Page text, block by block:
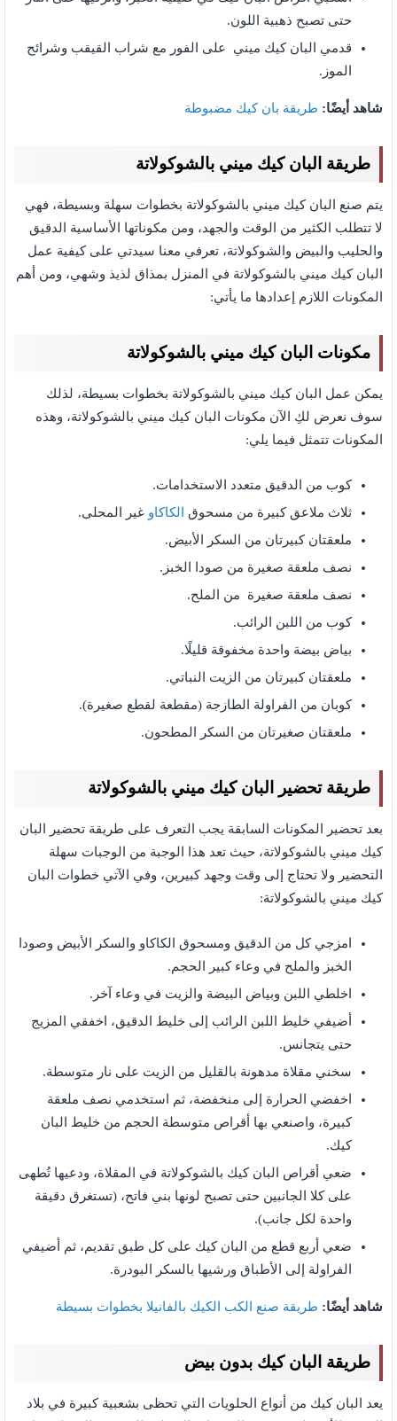
حتى تصبح ذهبية اللون.
قدمي البان كيك ميني على الفور مع شراب القيقب وشرائح
الموز.
شاهد أيضًا: طريقة بان كيك مضبوطة
طريقة البان كيك ميني بالشوكولاتة
يتم صنع البان كيك ميني بالشوكولاتة بخطوات سهلة وبسيطة، فهي
لا تتطلب الكثير من الوقت والجهد، ومن مكوناتها الأساسية الدقيق
والحليب والبيض والشوكولاتة، تعرفي معنا سيدتي على كيفية عمل
البان كيك ميني بالشوكولاتة في المنزل بمذاق لذيذ وشهي، ومن أهم
المكونات اللازم إعدادها ما يأتي:
مكونات البان كيك ميني بالشوكولاتة
يمكن عمل البان كيك ميني بالشوكولاتة بخطوات بسيطة، لذلك
سوف نعرض لكِ الآن مكونات البان كيك ميني بالشوكولاتة، وهذه
المكونات تتمثل فيما يلي:
كوب من الدقيق متعدد الاستخدامات.
ثلاث ملاعق كبيرة من مسحوق
الكاكاو غير المحلى.
ملعقتان كبيرتان من السكر الأبيض.
نصف ملعقة صغيرة من صودا الخبز.
نصف ملعقة صغيرة من الملح.
كوب من اللبن الرائب.
بياض بيضة واحدة مخفوقة قليلًا.
ملعقتان كبيرتان من الزيت النباتي.
كوبان من الفراولة الطازجة (مقطعة لقطع صغيرة).
ملعقتان صغيرتان من السكر المطحون.
طريقة تحضير البان كيك ميني بالشوكولاتة
بعد تحضير المكونات السابقة يجب التعرف على طريقة تحضير البان
كيك ميني بالشوكولاتة، حيث تعد هذا الوجبة من الوجبات سهلة
التحضير ولا تحتاج إلى وقت وجهد كبيرين، وفي الآتي خطوات البان
كيك ميني بالشوكولاتة:
امزجي كل من الدقيق ومسحوق الكاكاو والسكر الأبيض وصودا
الخبز والملح في وعاء كبير الحجم.
اخلطي اللبن وبياض البيضة والزيت في وعاء آخر.
أضيفي خليط اللبن الرائب إلى خليط الدقيق، اخفقي المزيج
حتى يتجانس.
سخني مقلاة مدهونة بالقليل من الزيت على نار متوسطة.
اخفضي الحرارة إلى منخفضة، ثم استخدمي نصف ملعقة
كبيرة، واصنعي بها أقراص متوسطة الحجم من خليط البان
كيك.
ضعي أقراص البان كيك بالشوكولاتة في المقلاة، ودعيها تُطهى
على كلا الجانبين حتى تصبح لونها بني فاتح، (تستغرق دقيقة
واحدة لكل جانب).
ضعي أربع قطع من البان كيك على كل طبق تقديم، ثم أضيفي
الفراولة إلى الأطباق ورشيها بالسكر البودرة.
شاهد أيضًا: طريقة صنع الكب الكيك بالفانيلا بخطوات بسيطة
طريقة البان كيك بدون بيض
يعد البان كيك من أنواع الحلويات التي تحظى بشعبية كبيرة في بلاد